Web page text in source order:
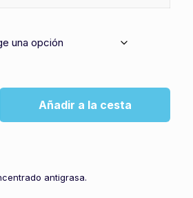
Añadir a la cesta
antigrasa.